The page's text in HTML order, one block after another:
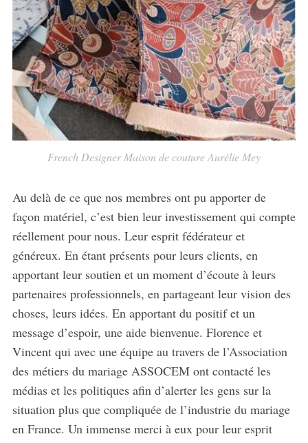
French Designer Maison de couture Aurélie Mey
Au delà de ce que nos membres ont pu apporter de
façon matériel, c’est bien leur investissement qui compte
réellement pour nous. Leur esprit fédérateur et
généreux. En étant présents pour leurs clients, en
apportant leur soutien et un moment d’écoute à leurs
partenaires professionnels, en partageant leur vision des
choses, leurs idées. En apportant du positif et un
message d’espoir, une aide bienvenue. Florence et
Vincent qui avec une équipe au travers de l’Association
des métiers du mariage ASSOCEM ont contacté les
médias et les politiques afin d’alerter les gens sur la
situation plus que compliquée de l’industrie du mariage
en France. Un immense merci à eux pour leur esprit